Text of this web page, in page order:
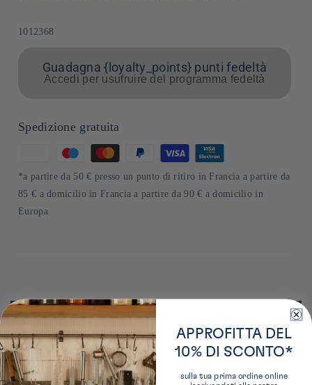
SKU:
1012368
Guadagna {loyalty_points} punti fedeltà
Accedi per usufruire del programma fedeltà
Spedizione gratuita
di
pagamento
*a partire da 50 € presso un punto di ritiro in Francia a partire da
85 € a domicilio in Francia a partire da 90 € a domicilio in
Europa
Ulteriori informazioni sul produttore
APPROFITTA DEL
10% DI SCONTO*
sulla tua prima ordine online